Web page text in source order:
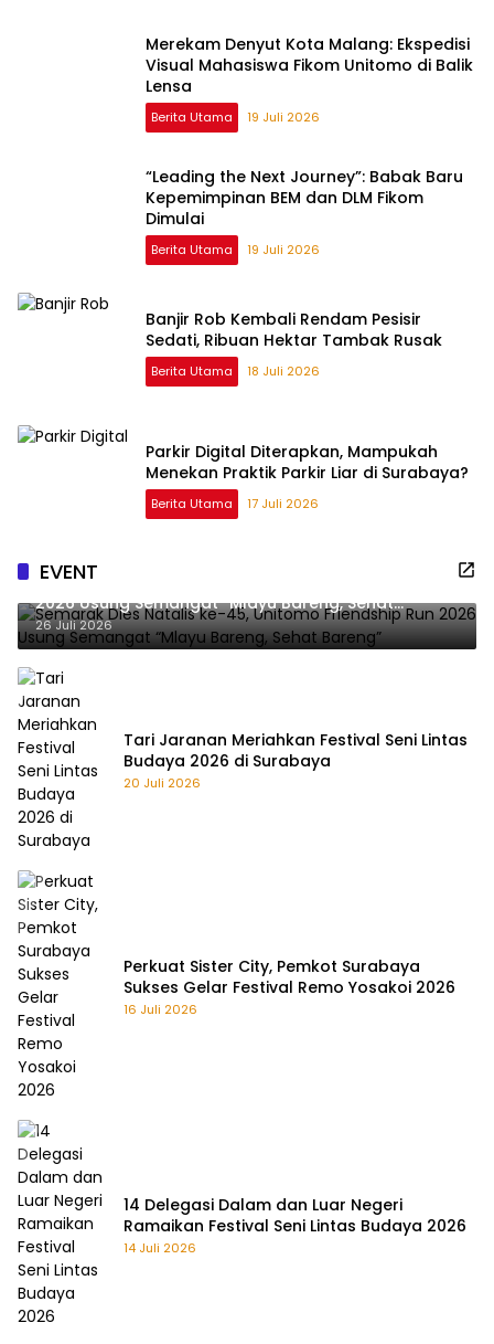
Merekam Denyut Kota Malang: Ekspedisi
Visual Mahasiswa Fikom Unitomo di Balik
Lensa
Berita Utama 19 Juli 2026
“Leading the Next Journey”: Babak Baru
Kepemimpinan BEM dan DLM Fikom
Dimulai
Berita Utama 19 Juli 2026
Banjir Rob Kembali Rendam Pesisir
Sedati, Ribuan Hektar Tambak Rusak
Berita Utama 18 Juli 2026
Parkir Digital Diterapkan, Mampukah
Menekan Praktik Parkir Liar di Surabaya?
Berita Utama 17 Juli 2026
EVENT
Semarak Dies Natalis ke-45, Unitomo Friendship Run
2026 Usung Semangat “Mlayu Bareng, Sehat
Bareng”
26 Juli 2026
Tari Jaranan Meriahkan Festival Seni Lintas
Budaya 2026 di Surabaya
20 Juli 2026
Perkuat Sister City, Pemkot Surabaya
Sukses Gelar Festival Remo Yosakoi 2026
16 Juli 2026
14 Delegasi Dalam dan Luar Negeri
Ramaikan Festival Seni Lintas Budaya 2026
14 Juli 2026